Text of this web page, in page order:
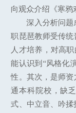
向观众介绍《寒鸦
深入分析问题
职琵琶教师受传
人才培养，对高
能认识到“风格化
性。其次，是师
通本科院校，缺
式、中立音、吟